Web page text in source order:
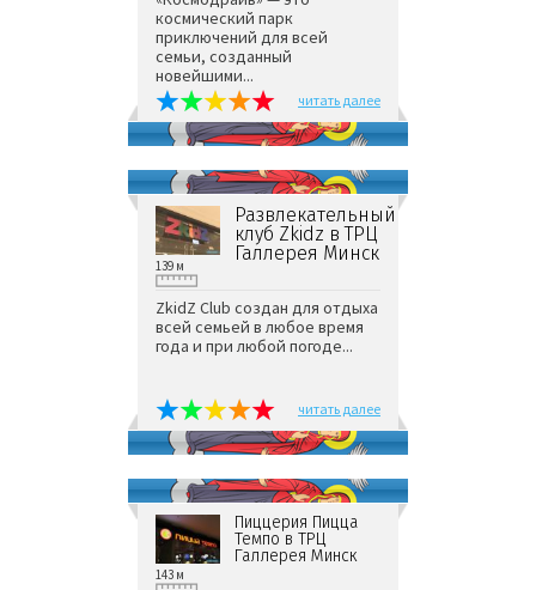
космический парк
приключений для всей
семьи, созданный
новейшими...
читать далее
Развлекательный
клуб Zkidz в ТРЦ
Галлерея Минск
139 м
ZkidZ Club создан для отдыха
всей семьей в любое время
года и при любой погоде...
читать далее
Пиццерия Пицца
Темпо в ТРЦ
Галлерея Минск
143 м